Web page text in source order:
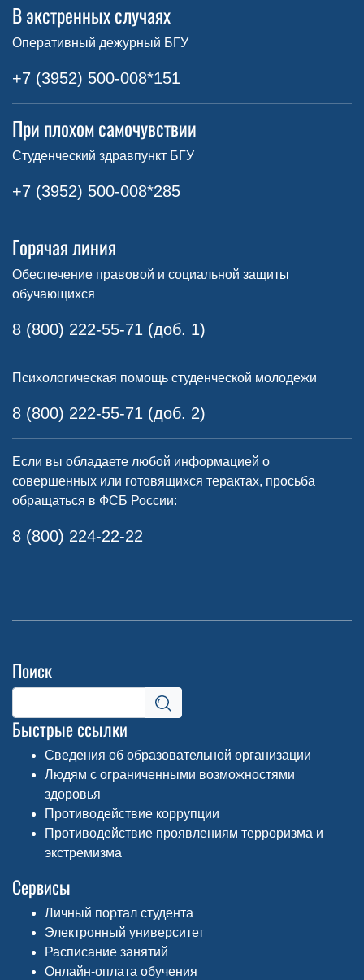
В экстренных случаях
Оперативный дежурный БГУ
+7 (3952) 500-008*151
При плохом самочувствии
Студенческий здравпункт БГУ
+7 (3952) 500-008*285
Горячая линия
Обеспечение правовой и социальной защиты
обучающихся
8 (800) 222-55-71 (доб. 1)
Психологическая помощь студенческой молодежи
8 (800) 222-55-71 (доб. 2)
Если вы обладаете любой информацией о
совершенных или готовящихся терактах, просьба
обращаться в ФСБ России:
8 (800) 224-22-22
Поиск
Быстрые ссылки
Сведения об образовательной организации
Людям с ограниченными возможностями
здоровья
Противодействие коррупции
Противодействие проявлениям терроризма и
экстремизма
Сервисы
Личный портал студента
Электронный университет
Расписание занятий
Онлайн-оплата обучения